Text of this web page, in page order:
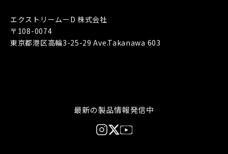
エクストリームーD 株式会社
〒108-0074
東京都港区高輪3-25-29 Ave.Takanawa 603
最新の製品情報発信中